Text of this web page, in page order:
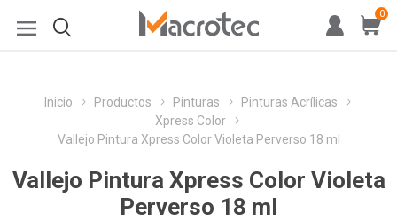
0
Inicio Productos Pinturas
Pinturas Acrílicas
Xpress Color
Vallejo Pintura Xpress Color Violeta Perverso 18 ml
Vallejo Pintura Xpress Color Violeta
Perverso 18 ml